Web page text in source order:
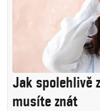
Jak spolehlivě
musíte znát